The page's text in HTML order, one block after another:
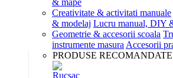
& mape
Creativitate & activitati manuale
& modelaj Lucru manual, DIY
Geometrie & accesorii scoala
instrumente masura Accesorii
PRODUSE RECOMANDATE